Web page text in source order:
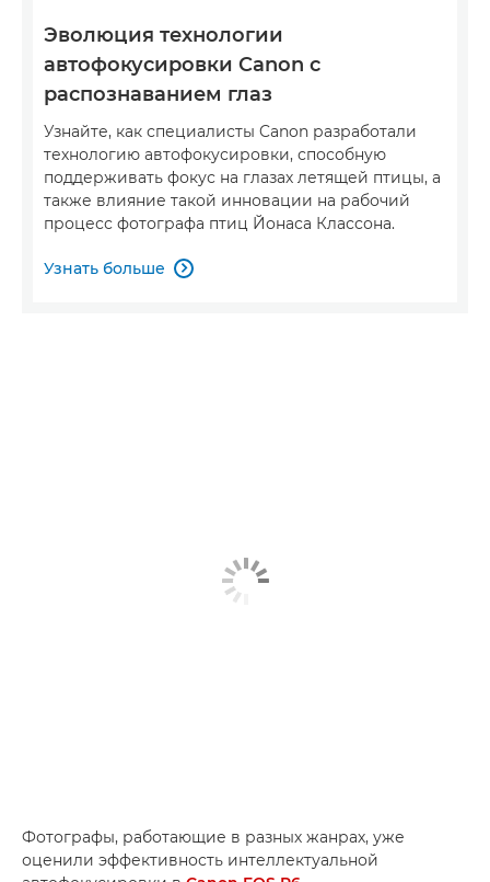
Эволюция технологии
автофокусировки Canon с
распознаванием глаз
Узнайте, как специалисты Canon разработали
технологию автофокусировки, способную
поддерживать фокус на глазах летящей птицы, а
также влияние такой инновации на рабочий
процесс фотографа птиц Йонаса Классона.
Узнать больше 
Фотографы, работающие в разных жанрах, уже
оценили эффективность интеллектуальной